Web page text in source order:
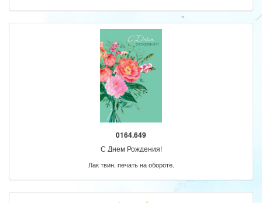
0164.649
С Днем Рождения!
Лак твин, печать на обороте.